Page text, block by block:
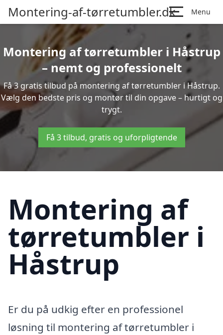
Montering-af-tørretumbler.dk Menu
Montering af tørretumbler i Håstrup
– nemt og professionelt
Få 3 gratis tilbud på montering af tørretumbler i Håstrup.
Vælg den bedste pris og montør til din opgave – hurtigt og
trygt.
Få 3 tilbud, gratis og uforpligtende
Montering af
tørretumbler i
Håstrup
Er du på udkig efter en professionel
løsning til montering af tørretumbler i